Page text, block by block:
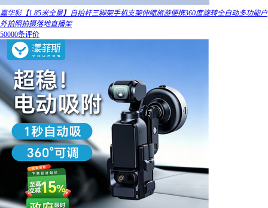
嘉华彩【1.85米全景】自拍杆三脚架手机支架伸缩旅游便携360度旋转全自动多功能户
外拍照拍摄落地直播架
50000条评价